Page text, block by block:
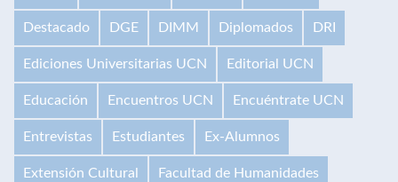
Destacado DGE DIMM Diplomados DRI
Ediciones Universitarias UCN Editorial UCN
Educación Encuentros UCN Encuéntrate UCN
Entrevistas Estudiantes Ex-Alumnos
Extensión Cultural Facultad de Humanidades